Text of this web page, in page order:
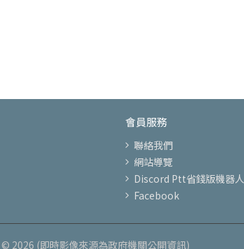
會員服務
聯絡我們
網站導覽
Discord Ptt省錢版機器人
Facebook
2026 (即時影像來源為政府機關公開資訊)